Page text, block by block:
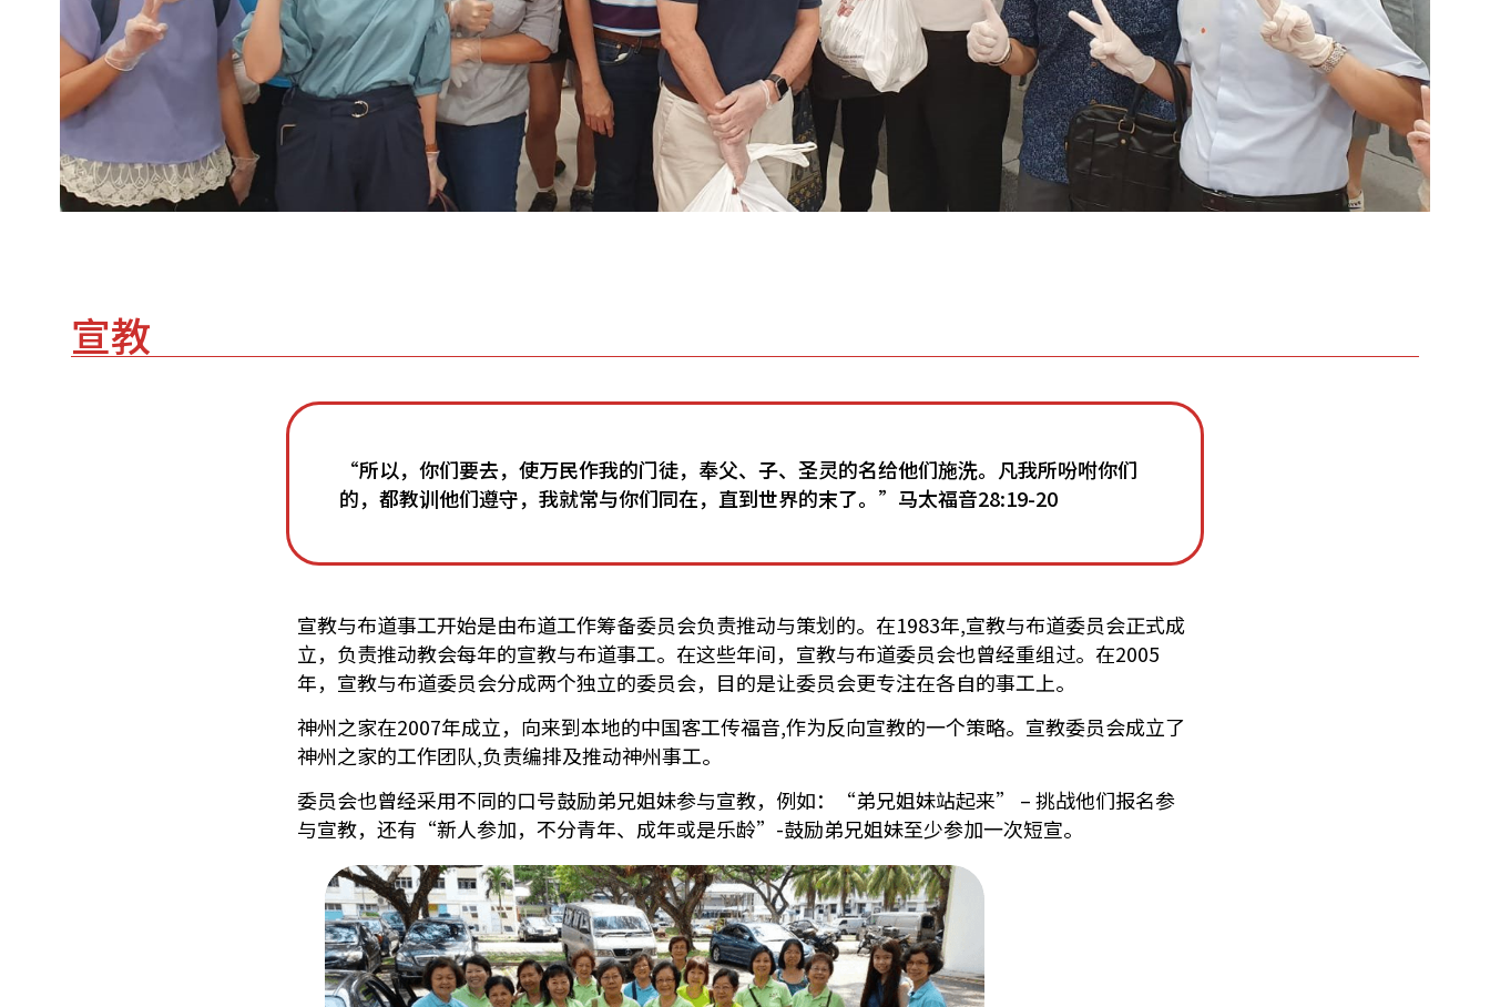
宣教
“所以，你们要去，使万民作我的门徒，奉父、子、圣灵的名给他们施洗。凡我所吩咐你们
的，都教训他们遵守，我就常与你们同在，直到世界的末了。”马太福音28:19-20
宣教与布道事工开始是由布道工作筹备委员会负责推动与策划的。在1983年,宣教与布道委员会正式成
立，负责推动教会每年的宣教与布道事工。在这些年间，宣教与布道委员会也曾经重组过。在2005
年，宣教与布道委员会分成两个独立的委员会，目的是让委员会更专注在各自的事工上。
神州之家在2007年成立，向来到本地的中国客工传福音,作为反向宣教的一个策略。宣教委员会成立了
神州之家的工作团队,负责编排及推动神州事工。
委员会也曾经采用不同的口号鼓励弟兄姐妹参与宣教，例如：“弟兄姐妹站起来” – 挑战他们报名参
与宣教，还有“新人参加，不分青年、成年或是乐龄”-鼓励弟兄姐妹至少参加一次短宣。